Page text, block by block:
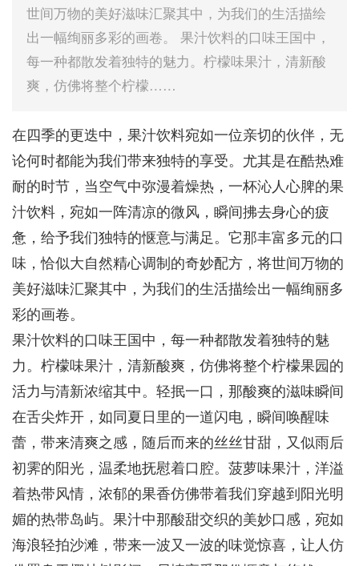
世间万物的美好滋味汇聚其中，为我们的生活描绘
出一幅绚丽多彩的画卷。 果汁饮料的口味王国中，
每一种都散发着独特的魅力。柠檬味果汁，清新酸
爽，仿佛将整个柠檬……
在四季的更迭中，果汁饮料宛如一位亲切的伙伴，无
论何时都能为我们带来独特的享受。尤其是在酷热难
耐的时节，当空气中弥漫着燥热，一杯沁人心脾的果
汁饮料，宛如一阵清凉的微风，瞬间拂去身心的疲
惫，给予我们独特的惬意与满足。它那丰富多元的口
味，恰似大自然精心调制的奇妙配方，将世间万物的
美好滋味汇聚其中，为我们的生活描绘出一幅绚丽多
彩的画卷。
果汁饮料的口味王国中，每一种都散发着独特的魅
力。柠檬味果汁，清新酸爽，仿佛将整个柠檬果园的
活力与清新浓缩其中。轻抿一口，那酸爽的滋味瞬间
在舌尖炸开，如同夏日里的一道闪电，瞬间唤醒味
蕾，带来清爽之感，随后而来的丝丝甘甜，又似雨后
初霁的阳光，温柔地抚慰着口腔。菠萝味果汁，洋溢
着热带风情，浓郁的果香仿佛带着我们穿越到阳光明
媚的热带岛屿。果汁中那酸甜交织的美妙口感，宛如
海浪轻拍沙滩，带来一波又一波的味觉惊喜，让人仿